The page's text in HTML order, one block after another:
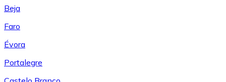
Beja
Faro
Évora
Portalegre